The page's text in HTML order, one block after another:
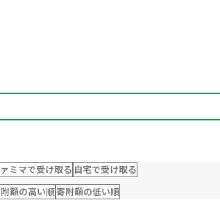
ミマで受け取る 自宅で受け取る
額の高い順寄附額の低い順